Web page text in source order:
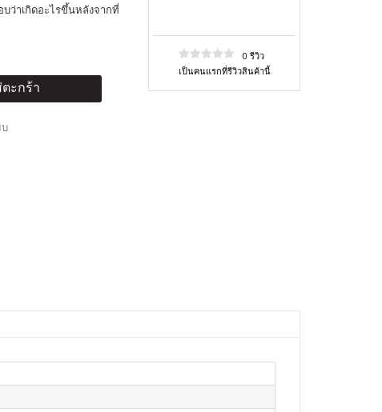
ว่าเกิดอะไรขึ้นหลังจากที่
ะกร้า
บ
0 รีวิว
เป็นคนแรกที่รีวิวสินค้านี้